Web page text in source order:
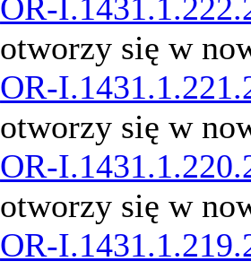
OR-
otworzy się w
OR-
otworzy się w
OR-
otworzy się w
OR-